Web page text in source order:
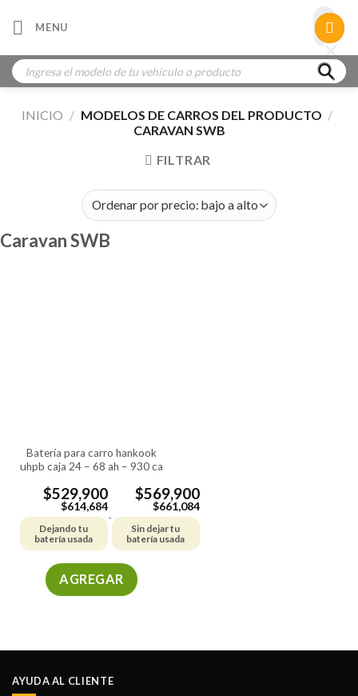
MENU
Búsqueda
de
productos
INICIO / MODELOS DE CARROS DEL PRODUCTO /
CARAVAN SWB
FILTRAR
Caravan SWB
batería para carro hankook
uhpb caja 24 – 68 ah – 930 ca
$529,900
$614,684
Dejando tu
batería usada
-
$569,900
$661,084
Sin dejar tu
batería usada
AGREGAR
múltiples
Las
AYUDA AL CLIENTE
×
×
×